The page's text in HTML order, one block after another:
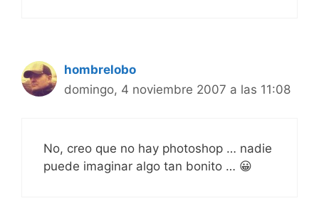
hombrelobo
domingo, 4 noviembre 2007 a las 11:08
No, creo que no hay photoshop … nadie
puede imaginar algo tan bonito … 😀